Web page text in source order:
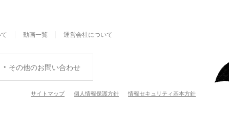
動画一覧 運営会社について
その他のお問い合わせ
サイトマップ 個人情報保護方針 情報セキュリティ基本方針